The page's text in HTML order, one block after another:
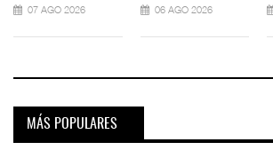
07 AGO 2026 06 AGO 2026
MÁS POPULARES